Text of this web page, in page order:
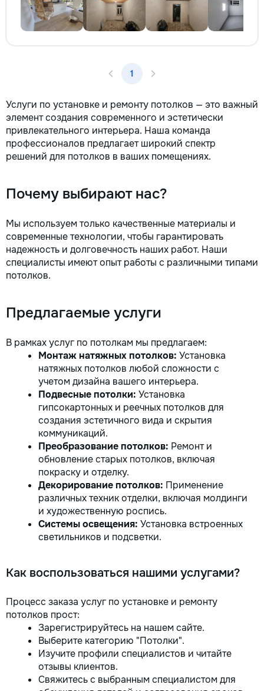
1
Услуги по установке и ремонту потолков — это важный
элемент создания современного и эстетически
привлекательного интерьера. Наша команда
профессионалов предлагает широкий спектр
решений для потолков в ваших помещениях.
Почему выбирают нас?
Мы используем только качественные материалы и
современные технологии, чтобы гарантировать
надежность и долговечность наших работ. Наши
специалисты имеют опыт работы с различными типами
потолков.
Предлагаемые услуги
В рамках услуг по потолкам мы предлагаем:
Монтаж натяжных потолков: Установка
натяжных потолков любой сложности с
учетом дизайна вашего интерьера.
Подвесные потолки: Установка
гипсокартонных и реечных потолков для
создания эстетичного вида и скрытия
коммуникаций.
Преобразование потолков: Ремонт и
обновление старых потолков, включая
покраску и отделку.
Декорирование потолков: Применение
различных техник отделки, включая молдинги
и художественную роспись.
Системы освещения: Установка встроенных
светильников и подсветки.
Как воспользоваться нашими услугами?
Процесс заказа услуг по установке и ремонту
потолков прост:
Зарегистрируйтесь на нашем сайте.
Выберите категорию "Потолки".
Изучите профили специалистов и читайте
отзывы клиентов.
Свяжитесь с выбранным специалистом для